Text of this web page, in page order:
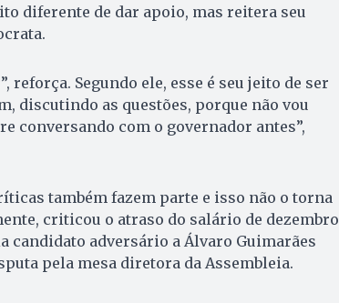
diferente de dar apoio, mas reitera seu
reforça. Segundo ele, esse é seu jeito de ser
discutindo as questões, porque não vou
conversando com o governador antes”,
também fazem parte e isso não o torna
criticou o atraso do salário de dezembro
candidato adversário a Álvaro Guimarães
pela mesa diretora da Assembleia.